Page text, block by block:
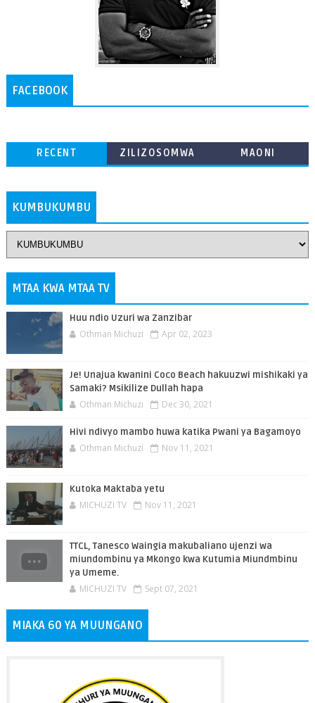
FACEBOOK
RECENT
ZILIZOSOMWA
MAONI
KUMBUKUMBU
MTAA KWA MTAA TV
Huu ndio Uzuri wa Zanzibar
Othman Michuzi Apr 02, 2023
Je! Unajua kwanini Coco Beach hakuuzwi mishikaki ya
Samaki? Msikilize Dullah hapa
Othman Michuzi Dec 30, 2021
Hivi ndivyo mambo huwa katika Pwani ya Bagamoyo
Othman Michuzi Nov 11, 2021
Kutoka Maktaba yetu
MICHUZI TV Nov 11, 2021
TTCL, Tanesco Waingia makubaliano ujenzi wa
miundombinu ya Mkongo kwa Kutumia Miundmbinu
ya Umeme.
MICHUZI TV Sept 07, 2021
MIAKA 60 YA MUUNGANO